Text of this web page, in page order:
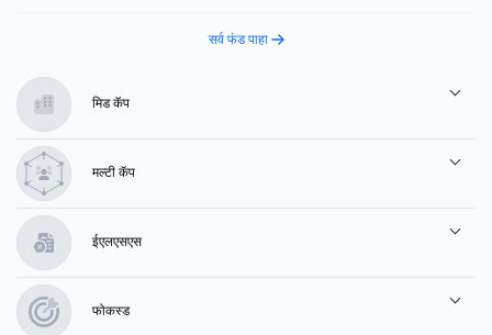
सर्व फंड पाहा
मिड कॅप
मल्टी कॅप
ईएलएसएस
फोकस्ड